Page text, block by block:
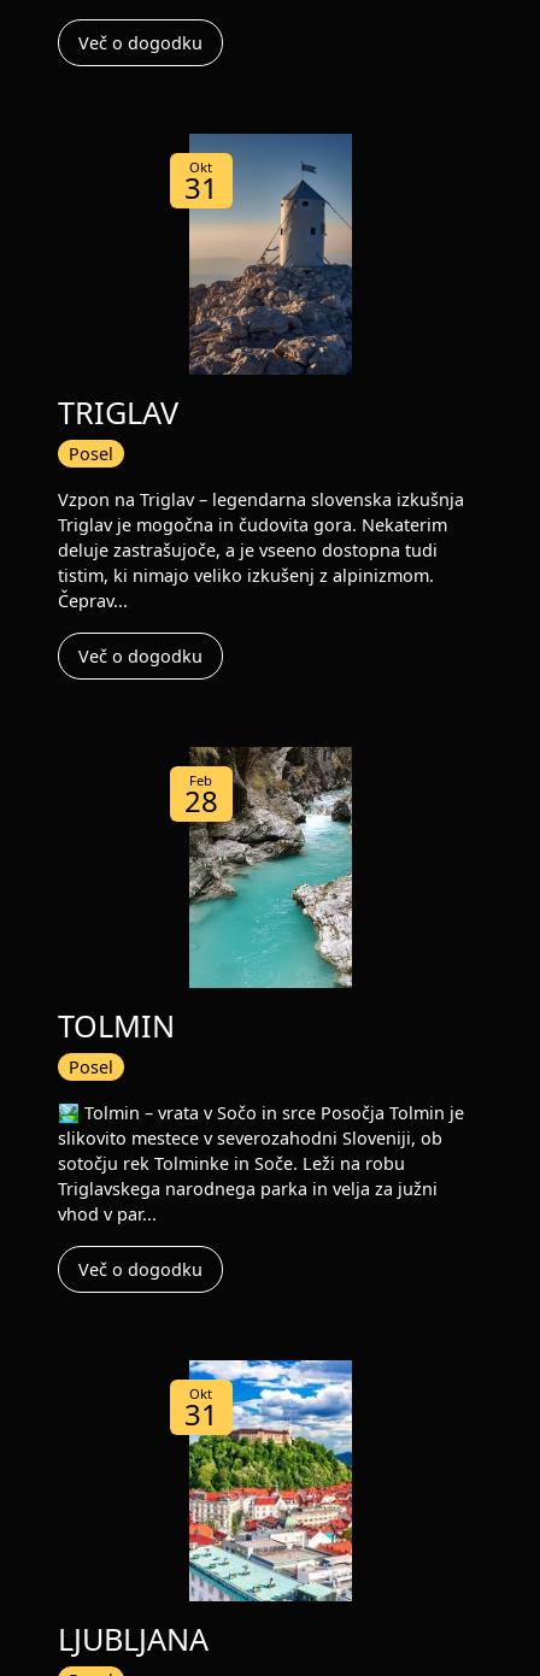
Več o dogodku
Okt
31
TRIGLAV
Posel
Vzpon na Triglav – legendarna slovenska izkušnja
Triglav je mogočna in čudovita gora. Nekaterim
deluje zastrašujoče, a je vseeno dostopna tudi
tistim, ki nimajo veliko izkušenj z alpinizmom.
Čeprav...
Več o dogodku
Feb
28
TOLMIN
Posel
🏞️ Tolmin – vrata v Sočo in srce Posočja Tolmin je
slikovito mestece v severozahodni Sloveniji, ob
sotočju rek Tolminke in Soče. Leži na robu
Triglavskega narodnega parka in velja za južni
vhod v par...
Več o dogodku
Okt
31
LJUBLJANA